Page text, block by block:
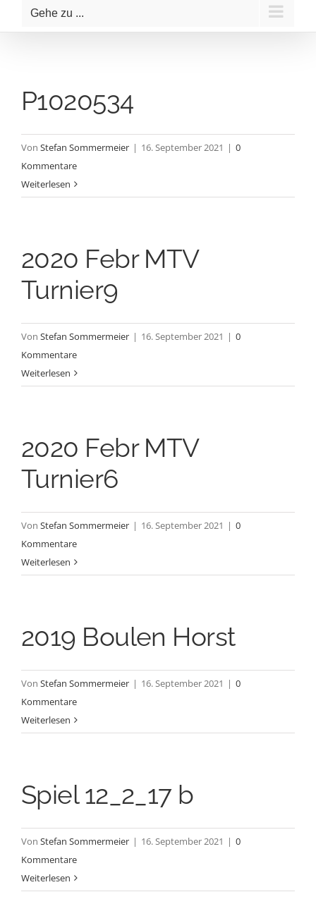
Gehe zu ...
P1020534
Von Stefan Sommermeier | 16. September 2021 | 0
Kommentare
Weiterlesen
2020 Febr MTV
Turnier9
Von Stefan Sommermeier | 16. September 2021 | 0
Kommentare
Weiterlesen
2020 Febr MTV
Turnier6
Von Stefan Sommermeier | 16. September 2021 | 0
Kommentare
Weiterlesen
2019 Boulen Horst
Von Stefan Sommermeier | 16. September 2021 | 0
Kommentare
Weiterlesen
Spiel 12_2_17 b
Von Stefan Sommermeier | 16. September 2021 | 0
Kommentare
Weiterlesen